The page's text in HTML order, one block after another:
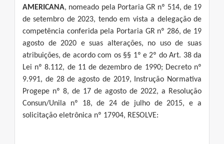
AMERICANA, nomeado pela Portaria GR nº 514, de 19
de setembro de 2023, tendo em vista a delegação de
competência conferida pela Portaria GR nº 286, de 19
agosto de 2020 e suas alterações, no uso de suas
atribuições, de acordo com os §§ 1º e 2º do Art. 38 da
Lei nº 8.112, de 11 de dezembro de 1990; Decreto nº
9.991, de 28 de agosto de 2019, Instrução Normativa
Progepe nº 8, de 17 de agosto de 2022, a Resolução
Consun/Unila nº 18, de 24 de julho de 2015, e a
solicitação eletrônica nº 17904, RESOLVE: